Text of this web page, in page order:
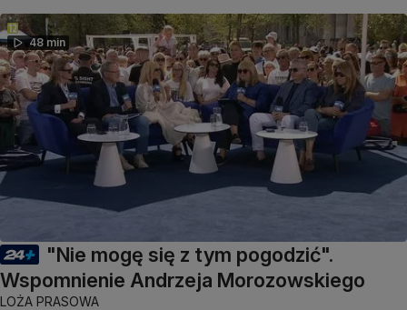
48 min
"Nie mogę się z tym pogodzić".
Wspomnienie Andrzeja Morozowskiego
LOŻA PRASOWA